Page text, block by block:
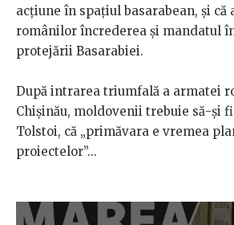
acțiune în spațiul basarabean, și că
românilor încrederea și mandatul
protejării Basarabiei.
După intrarea triumfală a armatei
Chișinău, moldovenii trebuie să-și
Tolstoi, că „primăvara e vremea
proiectelor”...